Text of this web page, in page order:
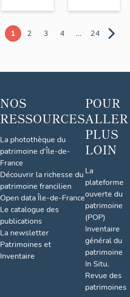
1 2 3 4 ... 24
NOS
RESSOURCES
La photothèque du
patrimoine d'Île-de-
France
Découvrir la richesse du
patrimoine francilien
Open data Île-de-France
Le catalogue des
publications
La newsletter
Patrimoines et
Inventaire
POUR
ALLER
PLUS
LOIN
La
plateforme
ouverte du
patrimoine
(POP)
Inventaire
général du
patrimoine
In Situ.
Revue des
patrimoines